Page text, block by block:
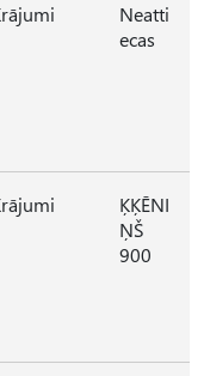
Neatti
ecas
ĶĶĒNI
ŅŠ
900